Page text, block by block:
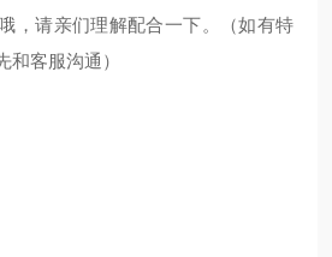
，请亲们理解配合一下。（如有特
和客服沟通）